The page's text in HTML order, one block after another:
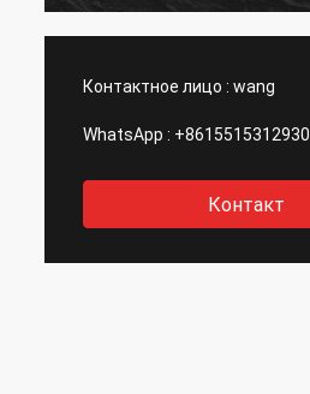
Контактное лицо : wang
WhatsApp : +8615515312930
Контакт